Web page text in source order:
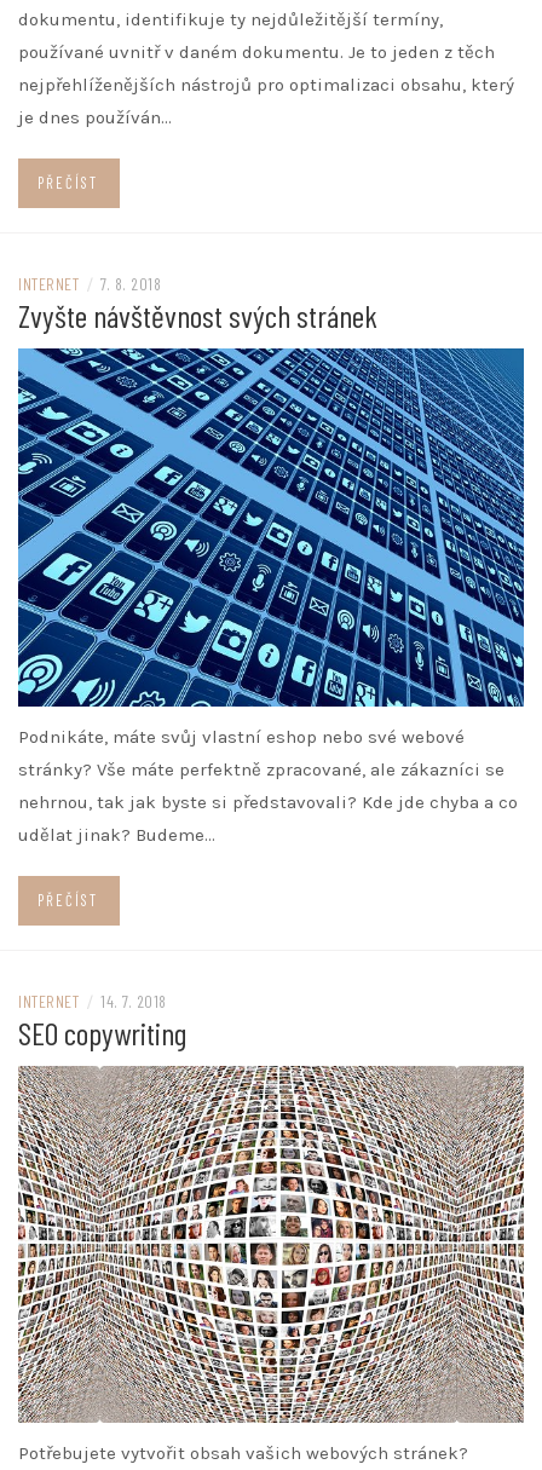
dokumentu, identifikuje ty nejdůležitější termíny,
používané uvnitř v daném dokumentu. Je to jeden z těch
nejpřehlíženějších nástrojů pro optimalizaci obsahu, který
je dnes používán…
PŘEČÍST
INTERNET / 7. 8. 2018
Zvyšte návštěvnost svých stránek
Podnikáte, máte svůj vlastní eshop nebo své webové
stránky? Vše máte perfektně zpracované, ale zákazníci se
nehrnou, tak jak byste si představovali? Kde jde chyba a co
udělat jinak? Budeme…
PŘEČÍST
INTERNET / 14. 7. 2018
SEO copywriting
Potřebujete vytvořit obsah vašich webových stránek?